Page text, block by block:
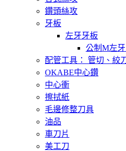
鑽頭絲攻
牙板
左牙牙板
公制M左
配管工具： 管切、絞
OKABE中心鑽
中心衝
擦拭紙
毛邊修整刀具
油品
車刀片
美工刀